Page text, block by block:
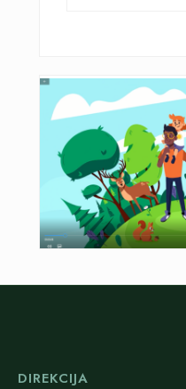
DIREKCIJA